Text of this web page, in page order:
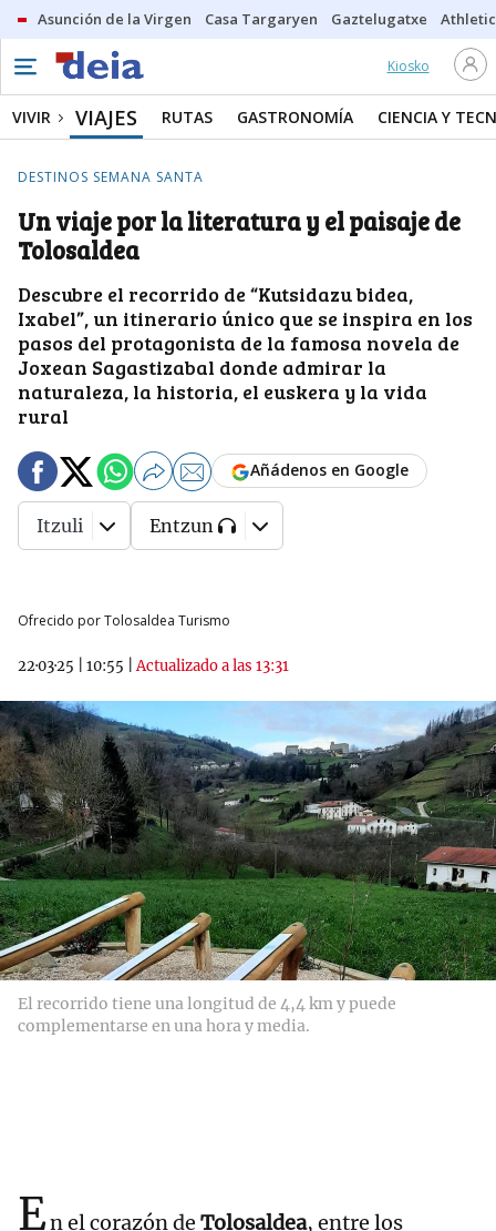
Asunción de la Virgen Casa Targaryen Gaztelugatxe Athletic
Kiosko
VIVIR VIAJES RUTAS GASTRONOMÍA CIENCIA Y
DESTINOS SEMANA SANTA
Un viaje por la literatura y el paisaje de
Tolosaldea
Descubre el recorrido de “Kutsidazu bidea,
Ixabel”, un itinerario único que se inspira en los
pasos del protagonista de la famosa novela de
Joxean Sagastizabal donde admirar la
naturaleza, la historia, el euskera y la vida
rural
Ofrecido por Tolosaldea Turismo
22·03·25 10:55 |Actualizado a las 13:31
Añádenos en Google
Itzuli Entzun
El recorrido tiene una longitud de 4,4 km y puede
complementarse en una hora y media.
En el corazón de Tolosaldea, entre los